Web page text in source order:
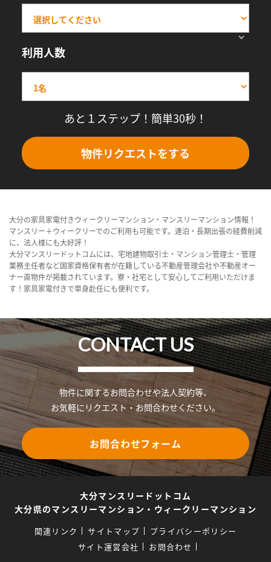
利用人数
あと１ステップ！簡単30秒！
物件リクエストをする
大分の家具家電付きウィークリーマンション・マンスリーマンション情報！
マンスリー＋ウィークリーでのご利用も可能です。連泊・長期出張の経費削減
に、法人様にも大好評！
大分マンスリードットコムには、宅地建物取引士・マンション管理士・管理
業務主任者など国家資格保有者が在籍している不動産管理会社や不動産オー
ナー直物件が掲載されています。寮・社宅として安心してご利用いただけま
す！家具家電付きで単身赴任にも便利です。
CONTACT US
物件に関するお問合わせや法人契約等、
お気軽にリクエスト・お問合わせください。
お問合わせフォーム
大分マンスリードットコム
大分県のマンスリーマンション・ウィークリーマンション
関連リンク サイトマップ
プライバシーポリシー
サイト運営会社
お問合わせ